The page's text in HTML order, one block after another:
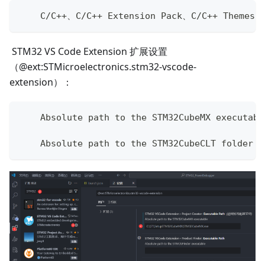
C/C++、C/C++ Extension Pack、C/C++ Themes
​ STM32 VS Code Extension 扩展设置
（@ext:STMicroelectronics.stm32-vscode-
extension）：
Absolute path to the STM32CubeMX
Absolute path to the STM32CubeCLT folder：